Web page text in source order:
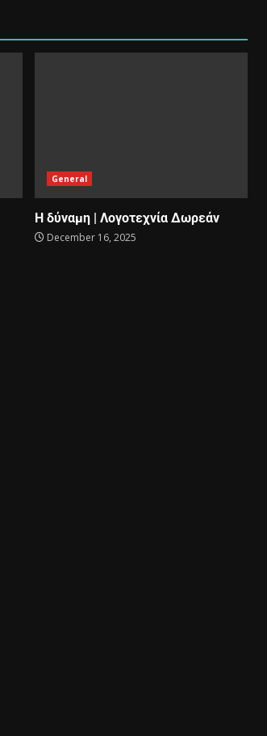
General
Η δύναμη | Λογοτεχνία Δωρεάν
December 16, 2025